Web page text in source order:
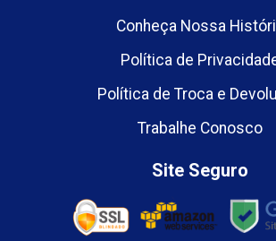
Conheça Nossa
Política de
Política de Troca e
Trabalhe Conosco
Site Seguro